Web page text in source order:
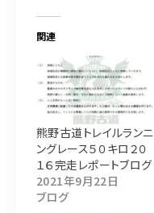
関連
熊野古道トレイルランニ
ングレース５０キロ２０
１６完走レポートブログ
2021年9月22日
ブログ